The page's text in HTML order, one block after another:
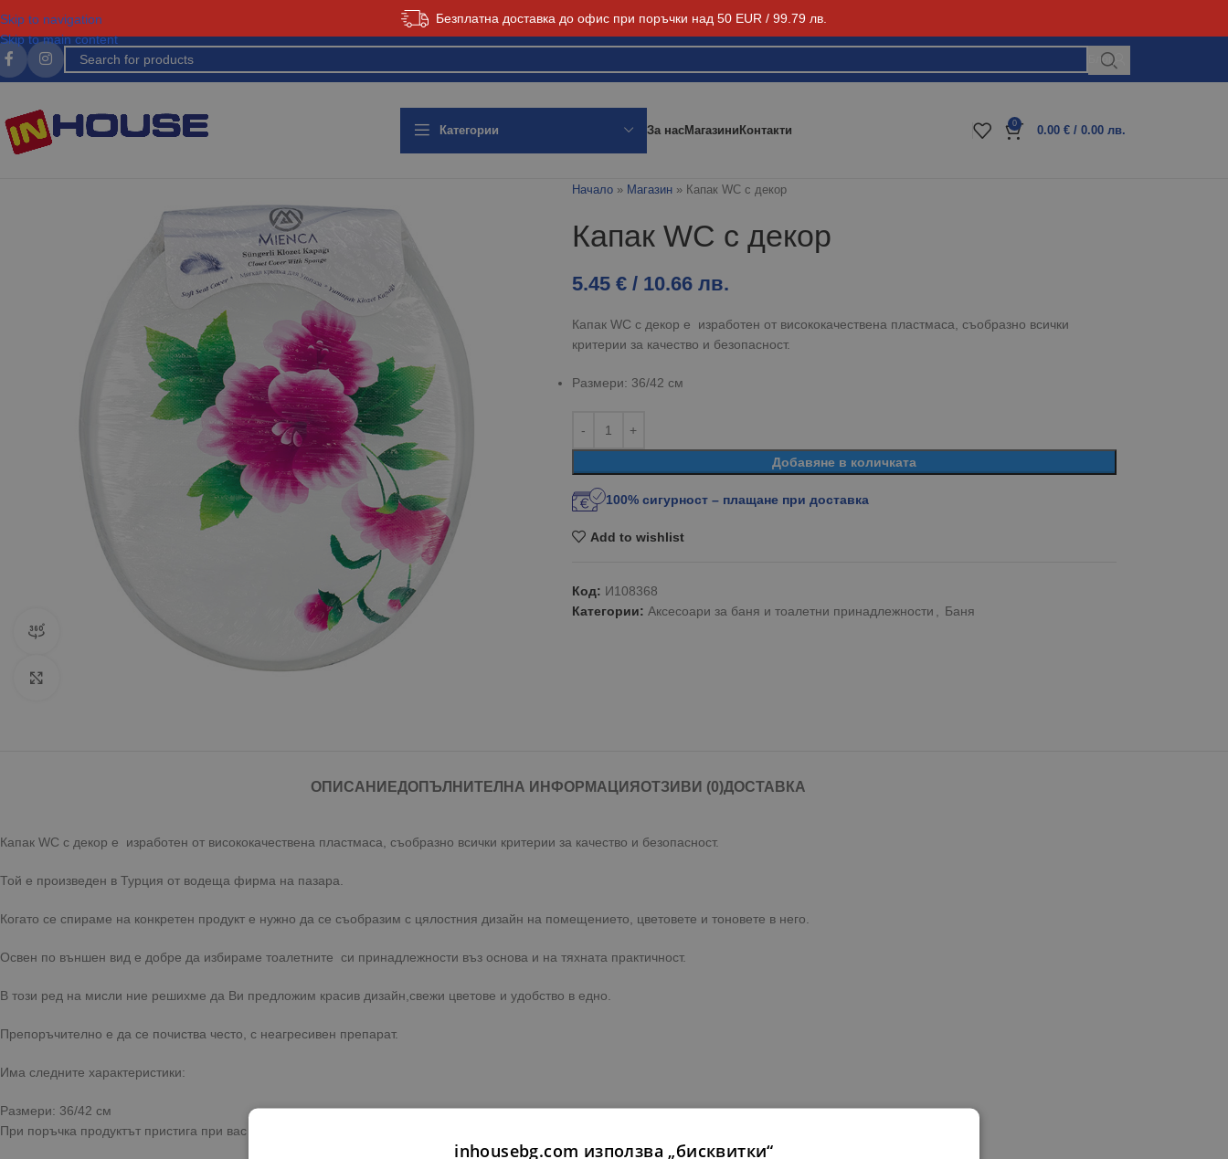
Безплатна доставка до офис при поръчки над 50 EUR / 99.79 лв.
Skip to navigation
Skip to main content
Блог
Категории За насМагазиниКонтакти 0
0.00 € / 0.00 лв.
360 product view
Начало» Магазин» Капак WC с декор
Капак WC с декор
5.45 € / 10.66 лв.
Капак WC с декор е изработен от висококачествена пластмаса, съобразно всички
критерии за качество и безопасност.
Размери: 36/42 см
Добавяне в количката
100% сигурност – плащане при доставка
Add to wishlist
Код: И108368
Категории: Аксесоари за баня и тоалетни принадлежности Баня
ОПИСАНИЕДОПЪЛНИТЕЛНА ИНФОРМАЦИЯ ОТЗИВИ (0)ДОСТАВКА
Капак WC с декор е изработен от висококачествена пластмаса, съобразно всички критерии за качество и безопасност.
Той е произведен в Турция от водеща фирма на пазара.
Когато се спираме на конкретен продукт е нужно да се съобразим с цялостния дизайн на помещението, цветовете и тоновете в него.
Освен по външен вид е добре да избираме тоалетните си принадлежности въз основа и на тяхната практичност.
В този ред на мисли ние решихме да Ви предложим красив дизайн,свежи цветове и удобство в едно.
Препоръчително е да се почиства често, с неагресивен препарат.
Има следните характеристики:
Размери: 36/42 см
При поръчка продуктът пристига при вас с бърза и сигурна доставка до адрес или офис на куриерска фирма с опция преглед.
inhousebg.com използва „бисквитки“